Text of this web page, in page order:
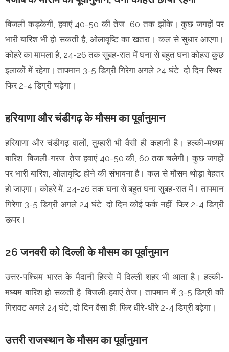
बिजली कड़केगी, हवाएं 40-50 की तेज, 60 तक झोंके। कुछ जगहों पर
भारी बारिश भी हो सकती है, ओलावृष्टि का खतरा। कल से सुधार आएगा।
कोहरे का मामला है, 24-26 तक सुबह-रात में घना से बहुत घना कोहरा कुछ
इलाकों में रहेगा। तापमान 3-5 डिग्री गिरेगा अगले 24 घंटे, दो दिन स्थिर,
फिर 2-4 डिग्री चढ़ेगा।
हरियाणा और चंडीगढ़ के मौसम का पूर्वानुमान
हरियाणा और चंडीगढ़ वालों, तुम्हारी भी वैसी ही कहानी है। हल्की-मध्यम
बारिश, बिजली-गरज, तेज हवाएं 40-50 की, 60 तक चलेगी। कुछ जगहों
पर भारी बारिश, ओलावृष्टि होने की संभावना है। कल से मौसम थोड़ा बेहतर
हो जाएगा। कोहरे में, 24-26 तक घना से बहुत घना सुबह-रात में। तापमान
गिरेगा 3-5 डिग्री अगले 24 घंटे, दो दिन कोई फर्क नहीं, फिर 2-4 डिग्री
ऊपर।
26 जनवरी को दिल्ली के मौसम का पूर्वानुमान
उत्तर-पश्चिम भारत के मैदानी हिस्से में दिल्ली शहर भी आता है। हल्की-
मध्यम बारिश हो सकती है, बिजली-हवाएं तेज। तापमान में 3-5 डिग्री की
गिरावट अगले 24 घंटे, दो दिन वैसा ही, फिर धीरे-धीरे 2-4 डिग्री बढ़ेगा।
उत्तरी राजस्थान के मौसम का पूर्वानुमान